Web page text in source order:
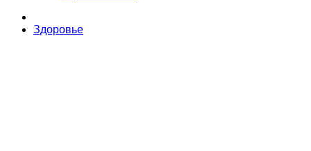
Здоровье